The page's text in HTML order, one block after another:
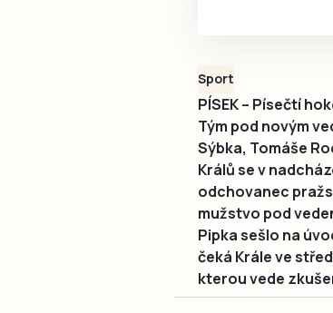
Sport
PÍSEK – Písečtí
Tým pod novým
Sýbka, Tomáše
Králů se v
odchovanec
mužstvo pod
Pipka sešlo na
čeká Krále ve
kterou vede